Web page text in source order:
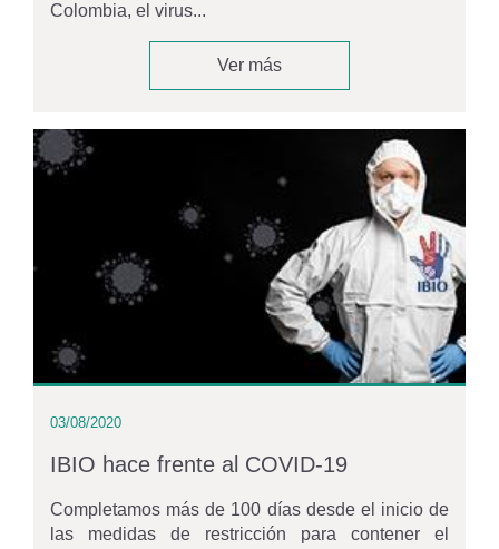
Colombia, el virus...
Ver más
03/08/2020
IBIO hace frente al COVID-19
Completamos más de 100 días desde el inicio de
las medidas de restricción para contener el